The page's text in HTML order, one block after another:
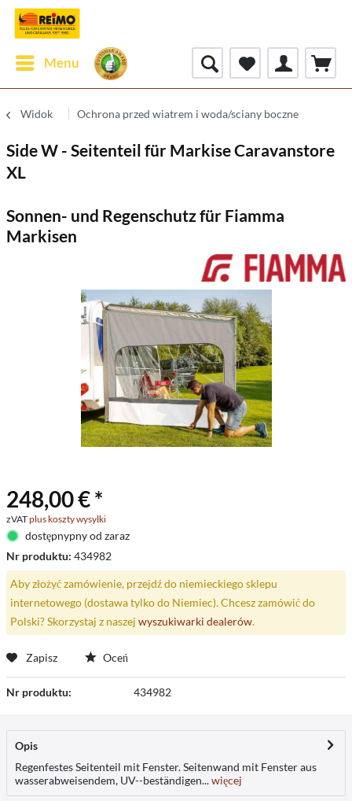
Menu
Widok Ochrona przed wiatrem i woda/sciany boczne
Side W - Seitenteil für Markise Caravanstore
XL
Sonnen- und Regenschutz für Fiamma
Markisen
248,00 € *
zVATplus koszty wysyłki
dostępnypny od zaraz
Nr produktu: 434982
Aby złożyć zamówienie, przejdź do niemieckiego sklepu
internetowego (dostawa tylko do Niemiec). Chcesz zamówić do
Polski? Skorzystaj z naszej wyszukiwarki dealerów.
Zapisz Oceń
Nr produktu: 434982
Opis
Regenfestes Seitenteil mit Fenster. Seitenwand mit Fenster aus
wasserabweisendem, UV--beständigen...więcej